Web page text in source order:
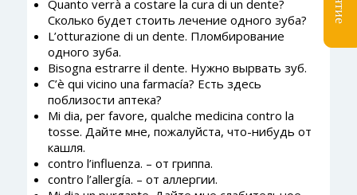
Quanto verrà a costare la cura di un dente?
Сколько будет стоить лечение одного зуба?
L’otturazione di un dente. Пломбирование
одного зуба.
Bisogna estrarre il dente. Нужно вырвать зуб.
C’è qui vicino una farmacía? Есть здесь
поблизости аптека?
Mi dia, per favore, qualche medicina contro la
tosse. Дайте мне, пожалуйста, что-нибудь от
кашля.
contro l’influenza. – от гриппа.
contro l’allergía. – от аллергии.